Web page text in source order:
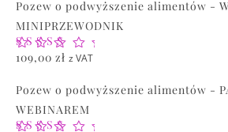
Pozew o podwyższenie alimentów -
MINIPRZEWODNIK
Oceniono
5.00
109,00 zł z VAT
Pozew o podwyższenie alimentów -
WEBINAREM